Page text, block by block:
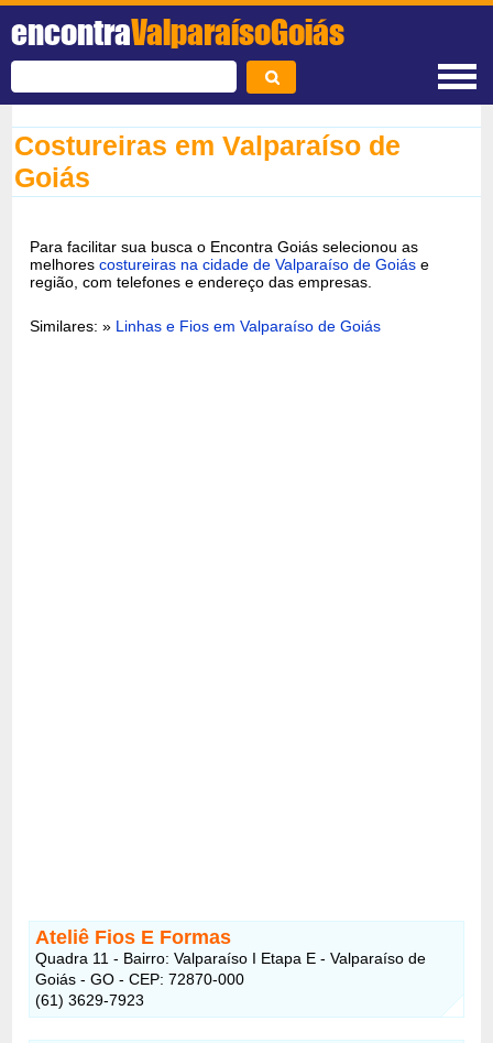
encontraValparaísoGoiás
Costureiras em Valparaíso de
Goiás
Para facilitar sua busca o Encontra Goiás selecionou as
melhorescostureiras na cidade de Valparaíso de Goiás e
região, com telefones e endereço das empresas.
Similares: » Linhas e Fios em Valparaíso de Goiás
Ateliê Fios E Formas
Quadra 11 - Bairro: Valparaíso I Etapa E - Valparaíso de
Goiás - GO - CEP: 72870-000
(61) 3629-7923